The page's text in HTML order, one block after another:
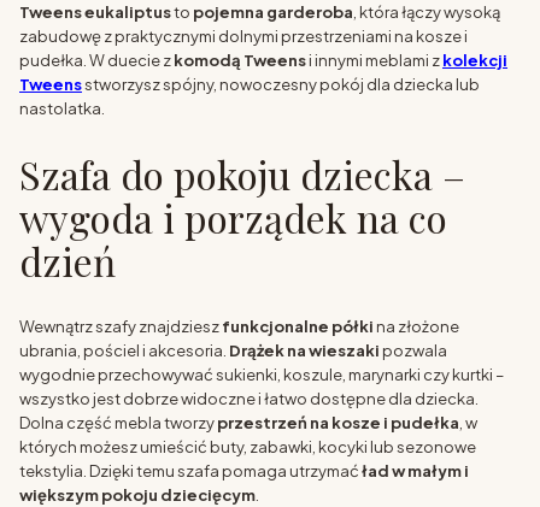
Tweens eukaliptusto pojemna garderoba, która łączy wysoką
zabudowę z praktycznymi dolnymi przestrzeniami na kosze i
pudełka. W duecie zkomodą Tweensi innymi meblami zkolekcji
Tweensstworzysz spójny, nowoczesny pokój dla dziecka lub
nastolatka.
Szafa do pokoju dziecka –
wygoda i porządek na co
dzień
Wewnątrz szafy znajdzieszfunkcjonalne półki na złożone
ubrania, pościel i akcesoria. Drążek na wieszaki pozwala
wygodnie przechowywać sukienki, koszule, marynarki czy kurtki –
wszystko jest dobrze widoczne i łatwo dostępne dla dziecka.
Dolna część mebla tworzyprzestrzeń na kosze i pudełka, w
których możesz umieścić buty, zabawki, kocyki lub sezonowe
tekstylia. Dzięki temu szafa pomaga utrzymaćład w małym i
większym pokoju dziecięcym.